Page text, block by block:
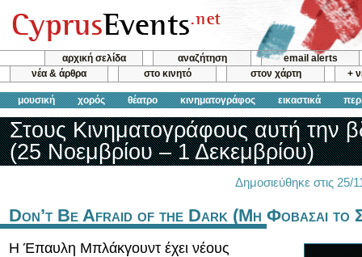
αρχική σελίδα αναζήτηση
email alerts
νέα & άρθρα
στο κινητό στον χάρτη +
μουσική χορός θέατρο κινηματογράφος εικαστικά
Στους Κινηματογράφους αυτή την
(25 Νοεμβρίου – 1 Δεκεμβρίου)
Δημοσιεύθηκε στις
Don’t Be Afraid of the Dark (Μη Φοβασαι το
Η Έπαυλη Μπλάκγουντ έχει νέους